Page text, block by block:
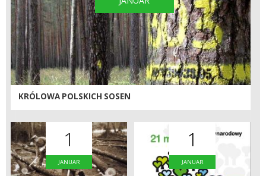
KRÓLOWA POLSKICH SOSEN
1
JANUAR
1
JANUAR